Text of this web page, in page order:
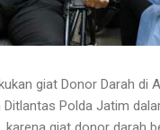
giat Donor Darah di
Polda Jatim